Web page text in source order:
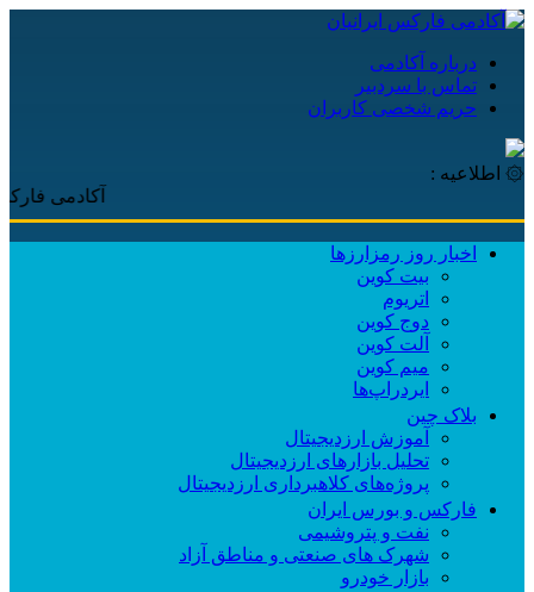
درباره آکادمی
تماس با سردبیر
حریم شخصی کاربران
۞ اطلاعیه :
آکادمی فارکس
اخبار روز رمزارزها
بیت کوین
اتریوم
دوج کوین
آلت کوین
میم کوین‌
ایردراپ‌ها
بلاک چین
آموزش ارزدیجیتال
تحلیل بازارهای ارزدیجیتال
پروژه‌های کلاهبرداری ارزدیجیتال
فارکس و بورس ایران
نفت و پتروشیمی
شهرک های صنعتی و مناطق آزاد
بازار خودرو